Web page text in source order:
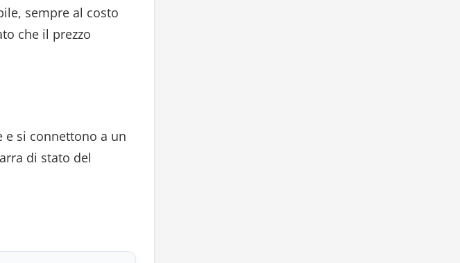
sempre al costo
che il prezzo
e si connettono a un
di stato del